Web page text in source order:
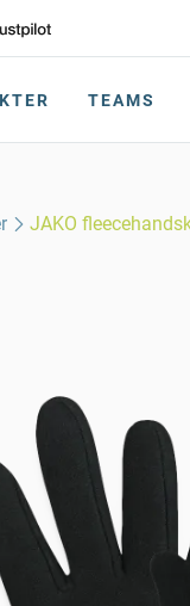
TEAMS
JAKO